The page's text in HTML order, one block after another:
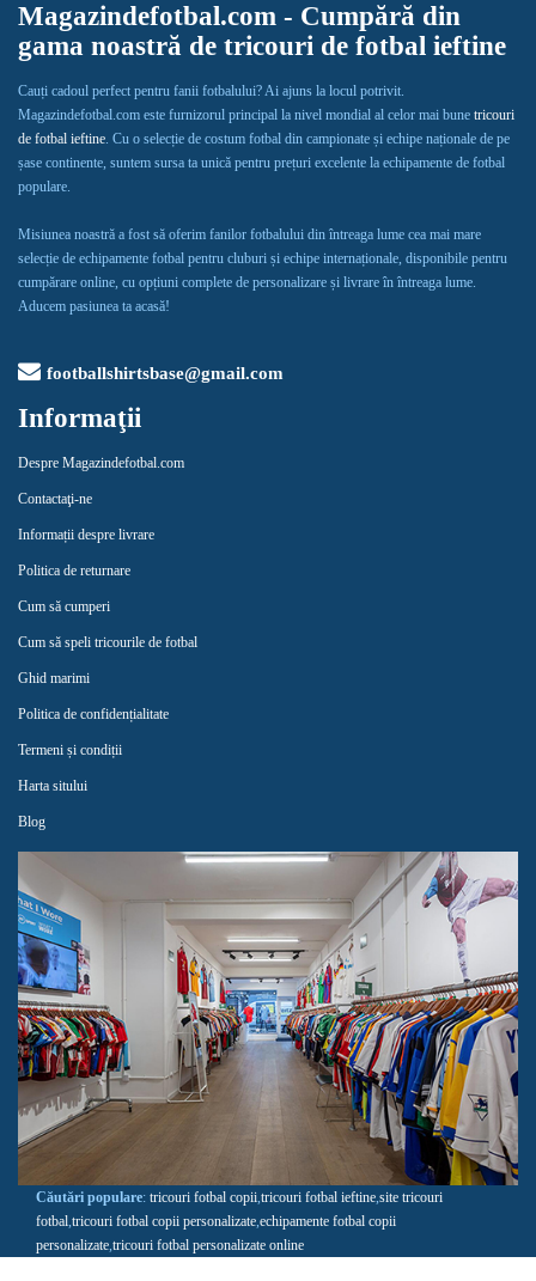
Magazindefotbal.com - Cumpără din
gama noastră de tricouri de fotbal ieftine
Cauți cadoul perfect pentru fanii fotbalului? Ai ajuns la locul potrivit.
Magazindefotbal.com este furnizorul principal la nivel mondial al celor mai bune tricouri
de fotbal ieftine. Cu o selecție de costum fotbal din campionate și echipe naționale de pe
șase continente, suntem sursa ta unică pentru prețuri excelente la echipamente de fotbal
populare.
Misiunea noastră a fost să oferim fanilor fotbalului din întreaga lume cea mai mare
selecție de echipamente fotbal pentru cluburi și echipe internaționale, disponibile pentru
cumpărare online, cu opțiuni complete de personalizare și livrare în întreaga lume.
Aducem pasiunea ta acasă!
footballshirtsbase@gmail.com
Informaţii
Despre Magazindefotbal.com
Contactaţi-ne
Informații despre livrare
Politica de returnare
Cum să cumperi
Cum să speli tricourile de fotbal
Ghid marimi
Politica de confidențialitate
Termeni și condiții
Harta sitului
Blog
Căutări populare: tricouri fotbal copii tricouri fotbal ieftine site tricouri
fotbal tricouri fotbal copii personalizate echipamente fotbal copii
personalizate tricouri fotbal personalizate online